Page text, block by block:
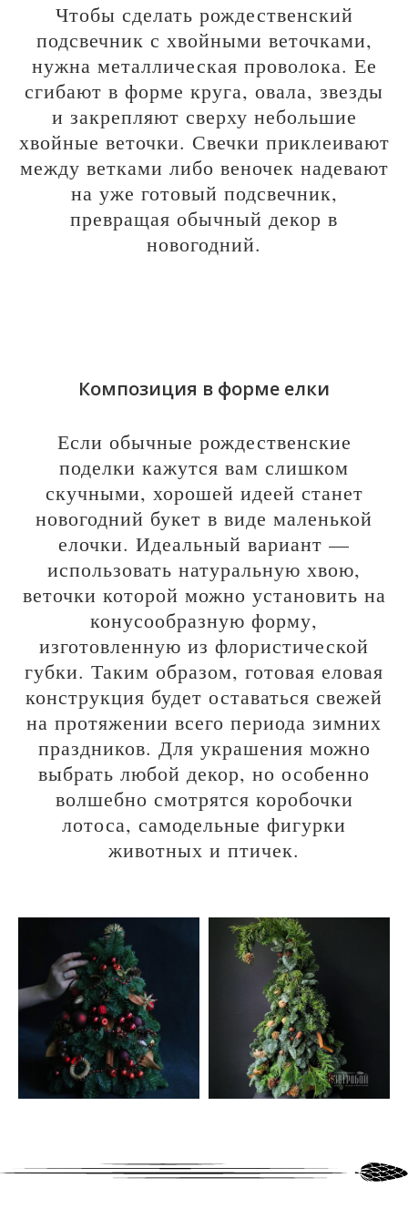
Чтобы сделать рождественский
подсвечник с хвойными веточками,
нужна металлическая проволока. Ее
сгибают в форме круга, овала, звезды
и закрепляют сверху небольшие
хвойные веточки. Свечки приклеивают
между ветками либо веночек надевают
на уже готовый подсвечник,
превращая обычный декор в
новогодний.
Композиция в форме елки
Если обычные рождественские
поделки кажутся вам слишком
скучными, хорошей идеей станет
новогодний букет в виде маленькой
елочки. Идеальный вариант —
использовать натуральную хвою,
веточки которой можно установить на
конусообразную форму,
изготовленную из флористической
губки. Таким образом, готовая еловая
конструкция будет оставаться свежей
на протяжении всего периода зимних
праздников. Для украшения можно
выбрать любой декор, но особенно
волшебно смотрятся коробочки
лотоса, самодельные фигурки
животных и птичек.